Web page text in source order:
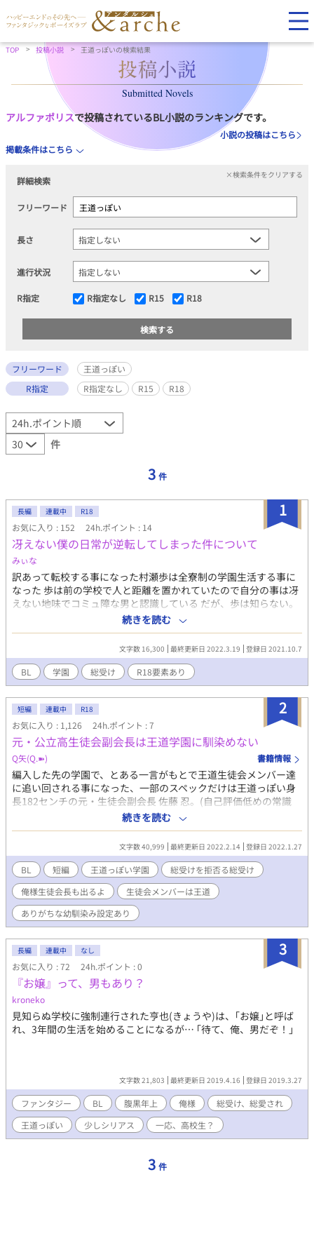
TOP 投稿小説 王道っぽいの検索結果
Submitted Novels
アルファポリスで投稿されているBL小説のランキングです。
小説の投稿はこちら
掲載条件はこちら
詳細検索
×検索条件をクリアする
フリーワード
長さ
進行状況
R指定 R指定なし R15 R18
フリーワード
王道っぽい
R指定
R指定なし R15 R18
件
3 件
1
長編 連載中 R18
お気に入り : 152 24h.ポイント : 14
冴えない僕の日常が逆転してしまった件について
みぃな
訳あって転校する事になった村瀬歩は全寮制の学園生活する事に
なった 歩は前の学校で人と距離を置かれていたので自分の事は冴
えない地味でコミュ障な男と認識している だが、歩は知らない。
距離を置かれていたのは歩が美しすぎてなおかつ人格が良すぎて
誰も手に入れない高嶺の花として歩はみんなのもの抜け駆け厳禁
見守ろうがあったからだと 無自覚天然タラシが新たな学園生活で
人たちをたらしこむお話しです。 --------------- 一応タグにはＲ18
は張りますが中々出てこないと思います。入る際には印をつける
ので苦手な方は飛ばしてください！ 読む専門だっのですが 学園も
のを読みたくなり探しましたが最近は転生物が多く(めっちゃ大好
き) 中々なかった為、自分で書いて見ることにしました。王道っぽ
いの書きたいなぁと思っています。 ⚠️注意⚠️ 読み専門だった為、
文字書きが拙いです 生暖かい目で見てください。👀 毎週1話更新
出来たらなとして思っています。
続きを読む
文字数 16,300 最終更新日 2022.3.19 登録日 2021.10.7
BL 学園 総受け R18要素あり
2
短編 連載中 R18
お気に入り : 1,126 24h.ポイント : 7
元・公立高生徒会副会長は王道学園に馴染めない
Q矢(Q.➽) 書籍情報
編入した先の学園で、とある一言がもとで王道生徒会メンバー達
に追い回される事になった、一部のスペックだけは王道っぽい身
長182センチの元・生徒会副会長 佐藤 忍。(自己評価低めの常識
人) 古式ゆかしい王道学園(？)の生徒会役員達に次々遭遇する日々
の中で、とある切実な思いを抱く。 「尻を死守したまま、早く卒
業したい。」 心情的には総受けです。 ※シリアスではありませ
ん。 ※生真面目な方にはおすすめできません。 ※R18は保険。 ※
正統派王道話ではありません。
続きを読む
文字数 40,999 最終更新日 2022.2.14 登録日 2022.1.27
BL 短編 王道っぽい学園
総受けを拒否る総受け
俺様生徒会長も出るよ
生徒会メンバーは王道
ありがちな幼馴染み設定あり
3
長編 連載中 なし
お気に入り : 72 24h.ポイント : 0
『お嬢』って、男もあり？
kroneko
見知らぬ学校に強制連行された亨也(きょうや)は、｢お嬢｣と呼ば
れ、3年間の生活を始めることになるが… ｢待て、俺、男だぞ！｣
文字数 21,803 最終更新日 2019.4.16 登録日 2019.3.27
ファンタジー BL 腹黒年上 俺様
総受け、総愛され
王道っぽい
少しシリアス 一応、高校生？
3 件